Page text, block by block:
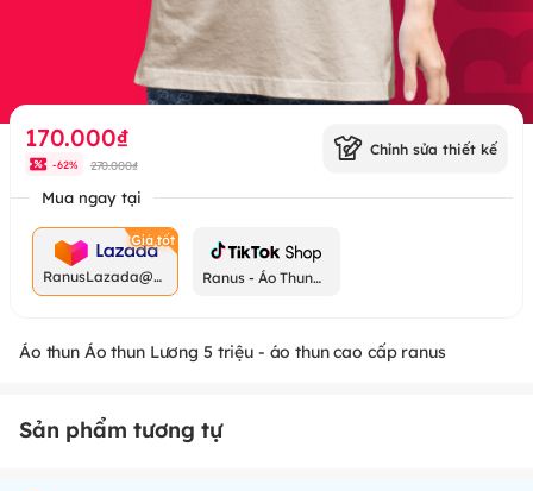
170.000₫
-62% 270.000₫
Chỉnh sửa thiết kế
Mua ngay tại
RanusLazada@g
mail.com
Ranus - Áo Thun
Áo thun Áo thun Lương 5 triệu - áo thun cao cấp ranus
Sản phẩm tương tự